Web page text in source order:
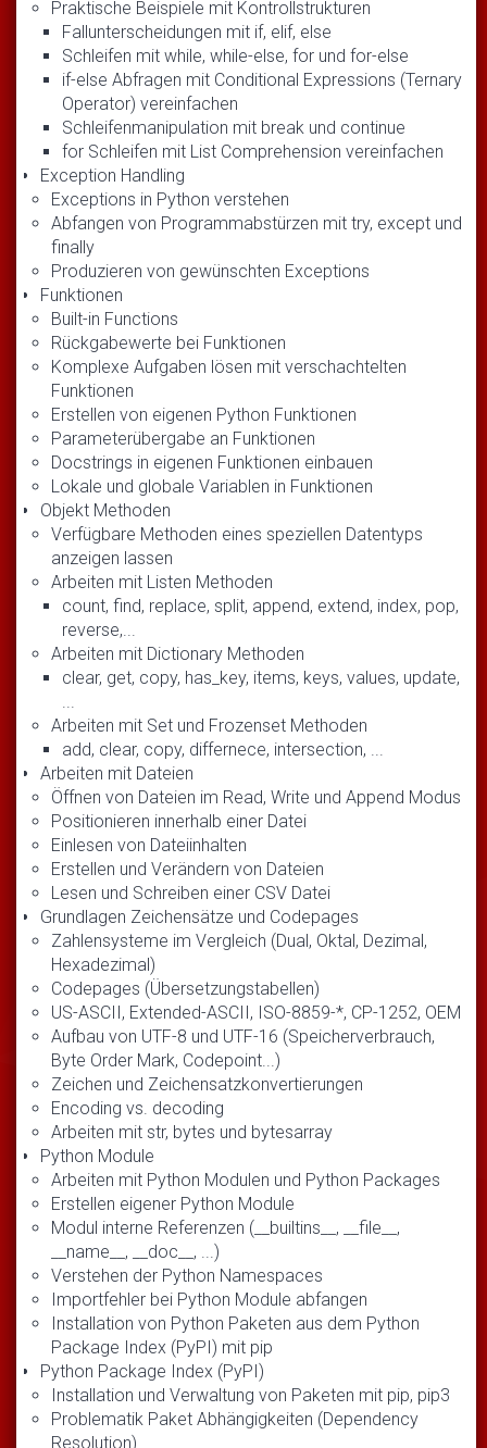
Praktische Beispiele mit Kontrollstrukturen
Fallunterscheidungen mit if, elif, else
Schleifen mit while, while-else, for und for-else
if-else Abfragen mit Conditional Expressions (Ternary
Operator) vereinfachen
Schleifenmanipulation mit break und continue
for Schleifen mit List Comprehension vereinfachen
Exception Handling
Exceptions in Python verstehen
Abfangen von Programmabstürzen mit try, except und
finally
Produzieren von gewünschten Exceptions
Funktionen
Built-in Functions
Rückgabewerte bei Funktionen
Komplexe Aufgaben lösen mit verschachtelten
Funktionen
Erstellen von eigenen Python Funktionen
Parameterübergabe an Funktionen
Docstrings in eigenen Funktionen einbauen
Lokale und globale Variablen in Funktionen
Objekt Methoden
Verfügbare Methoden eines speziellen Datentyps
anzeigen lassen
Arbeiten mit Listen Methoden
count, find, replace, split, append, extend, index, pop,
reverse,...
Arbeiten mit Dictionary Methoden
clear, get, copy, has_key, items, keys, values, update,
...
Arbeiten mit Set und Frozenset Methoden
add, clear, copy, differnece, intersection, ...
Arbeiten mit Dateien
Öffnen von Dateien im Read, Write und Append Modus
Positionieren innerhalb einer Datei
Einlesen von Dateiinhalten
Erstellen und Verändern von Dateien
Lesen und Schreiben einer CSV Datei
Grundlagen Zeichensätze und Codepages
Zahlensysteme im Vergleich (Dual, Oktal, Dezimal,
Hexadezimal)
Codepages (Übersetzungstabellen)
US-ASCII, Extended-ASCII, ISO-8859-*, CP-1252, OEM
Aufbau von UTF-8 und UTF-16 (Speicherverbrauch,
Byte Order Mark, Codepoint...)
Zeichen und Zeichensatzkonvertierungen
Encoding vs. decoding
Arbeiten mit str, bytes und bytesarray
Python Module
Arbeiten mit Python Modulen und Python Packages
Erstellen eigener Python Module
Modul interne Referenzen (__builtins__, __file__,
__name__, __doc__, ...)
Verstehen der Python Namespaces
Importfehler bei Python Module abfangen
Installation von Python Paketen aus dem Python
Package Index (PyPI) mit pip
Python Package Index (PyPI)
Installation und Verwaltung von Paketen mit pip, pip3
Problematik Paket Abhängigkeiten (Dependency
Resolution)